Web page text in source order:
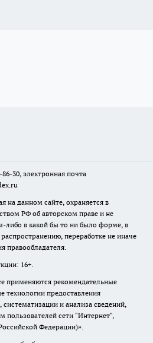
30, электронная почта
на данном сайте, охраняется в
РФ об авторском праве и не
либо в какой бы то ни было форме, в
переработке не иначе
правообладателя.
16+.
применяются рекомендательные
предоставления
и анализа сведений,
пользователей сети "Интернет",
Федерации)».